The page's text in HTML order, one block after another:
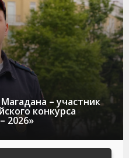
– участник
конкурса
2026»